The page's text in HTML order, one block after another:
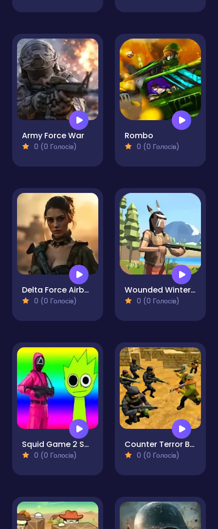
Army Force War
0 (0 Голосів)
Rombo
0 (0 Голосів)
Delta Force Airborne
0 (0 Голосів)
Wounded Winter A Lakota Story
0 (0 Голосів)
Squid Game 2 Sprunki Shooter
0 (0 Голосів)
Counter Terror Battle Simulator
0 (0 Голосів)